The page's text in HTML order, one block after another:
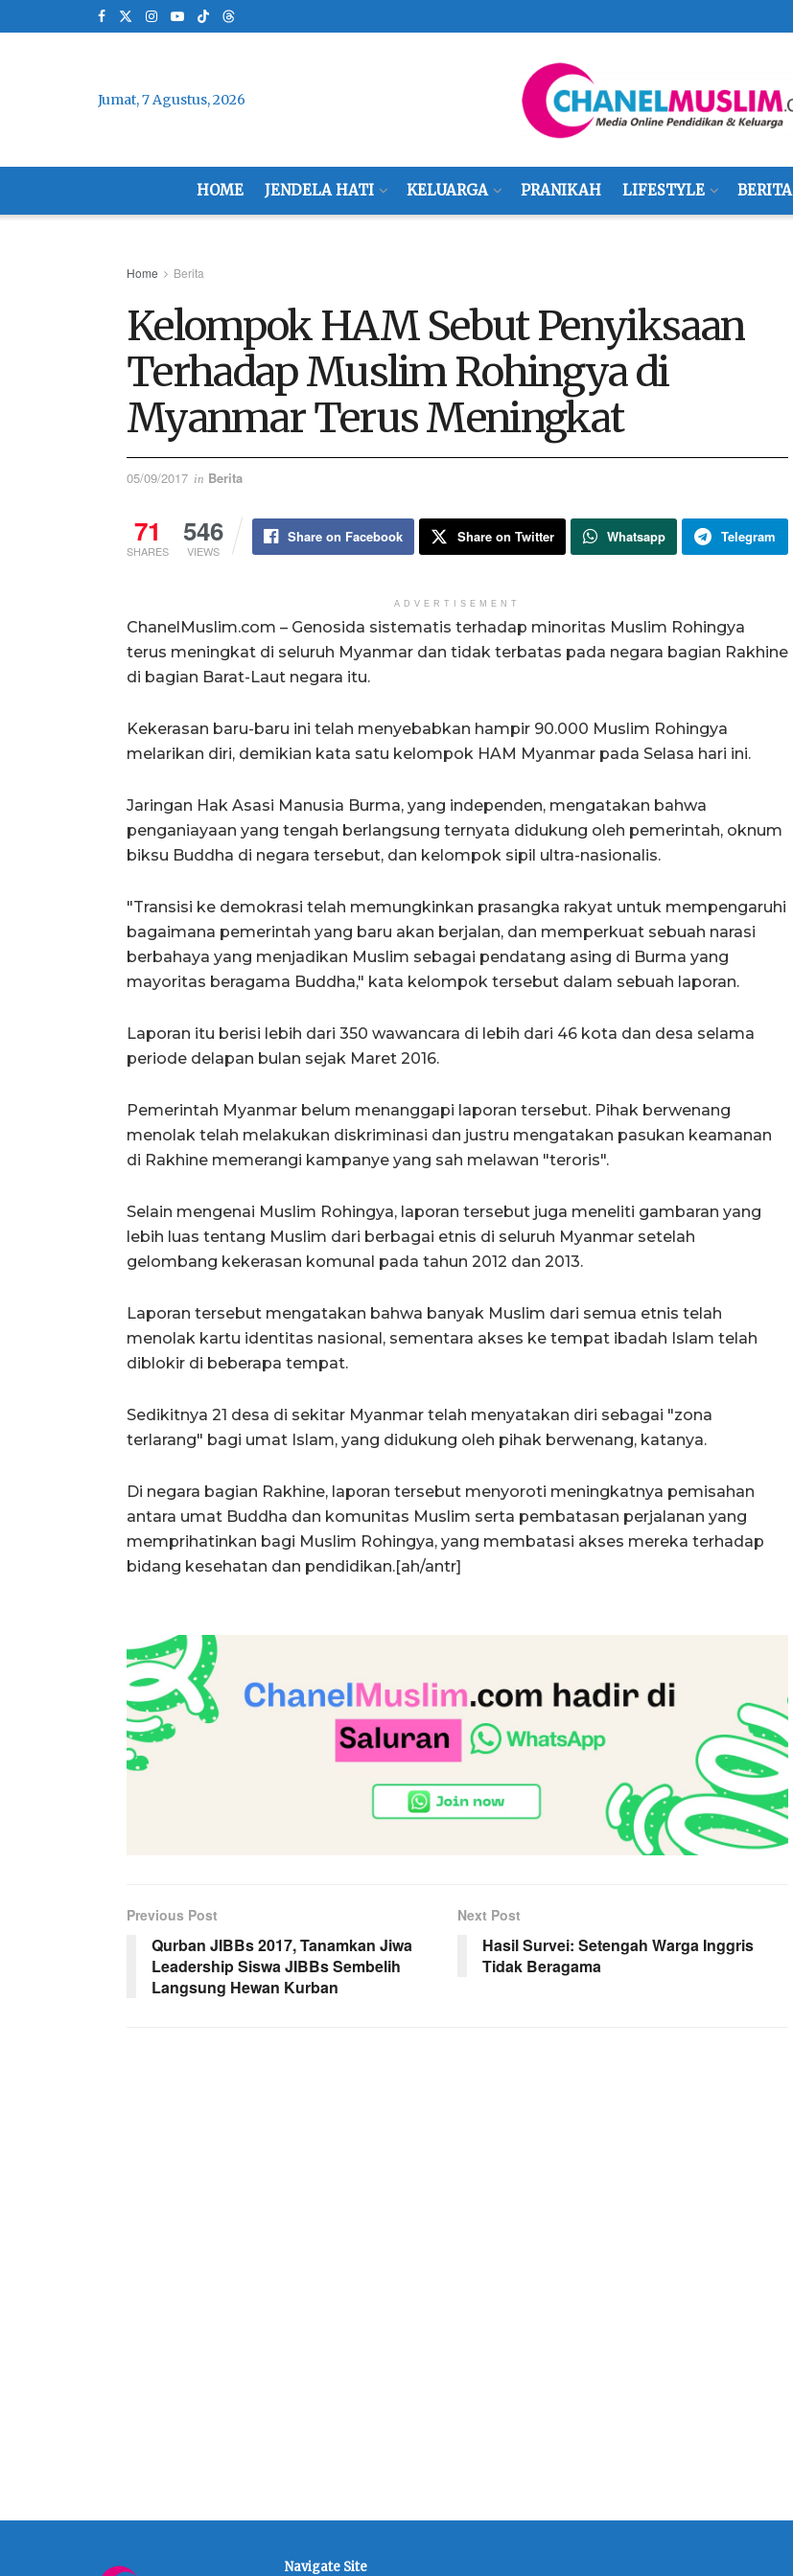
Jumat, 7 Agustus, 2026
HOME JENDELA HATI KELUARGA PRANIKAH LIFESTYLE BERITA
Home Berita
Kelompok HAM Sebut Penyiksaan
Terhadap Muslim Rohingya di
Myanmar Terus Meningkat
05/09/2017 in Berita
71
SHARES
546
VIEWS
Share on Facebook Share on Twitter Whatsapp Telegram
ADVERTISEMENT
ChanelMuslim.com – Genosida sistematis terhadap minoritas Muslim Rohingya
terus meningkat di seluruh Myanmar dan tidak terbatas pada negara bagian Rakhine
di bagian Barat-Laut negara itu.
Kekerasan baru-baru ini telah menyebabkan hampir 90.000 Muslim Rohingya
melarikan diri, demikian kata satu kelompok HAM Myanmar pada Selasa hari ini.
Jaringan Hak Asasi Manusia Burma, yang independen, mengatakan bahwa
penganiayaan yang tengah berlangsung ternyata didukung oleh pemerintah, oknum
biksu Buddha di negara tersebut, dan kelompok sipil ultra-nasionalis.
"Transisi ke demokrasi telah memungkinkan prasangka rakyat untuk mempengaruhi
bagaimana pemerintah yang baru akan berjalan, dan memperkuat sebuah narasi
berbahaya yang menjadikan Muslim sebagai pendatang asing di Burma yang
mayoritas beragama Buddha," kata kelompok tersebut dalam sebuah laporan.
Laporan itu berisi lebih dari 350 wawancara di lebih dari 46 kota dan desa selama
periode delapan bulan sejak Maret 2016.
Pemerintah Myanmar belum menanggapi laporan tersebut. Pihak berwenang
menolak telah melakukan diskriminasi dan justru mengatakan pasukan keamanan
di Rakhine memerangi kampanye yang sah melawan "teroris".
Selain mengenai Muslim Rohingya, laporan tersebut juga meneliti gambaran yang
lebih luas tentang Muslim dari berbagai etnis di seluruh Myanmar setelah
gelombang kekerasan komunal pada tahun 2012 dan 2013.
Laporan tersebut mengatakan bahwa banyak Muslim dari semua etnis telah
menolak kartu identitas nasional, sementara akses ke tempat ibadah Islam telah
diblokir di beberapa tempat.
Sedikitnya 21 desa di sekitar Myanmar telah menyatakan diri sebagai "zona
terlarang" bagi umat Islam, yang didukung oleh pihak berwenang, katanya.
Di negara bagian Rakhine, laporan tersebut menyoroti meningkatnya pemisahan
antara umat Buddha dan komunitas Muslim serta pembatasan perjalanan yang
memprihatinkan bagi Muslim Rohingya, yang membatasi akses mereka terhadap
bidang kesehatan dan pendidikan.[ah/antr]
Previous Post
Qurban JIBBs 2017, Tanamkan Jiwa
Leadership Siswa JIBBs Sembelih
Langsung Hewan Kurban
Next Post
Hasil Survei: Setengah Warga Inggris
Tidak Beragama
Navigate Site